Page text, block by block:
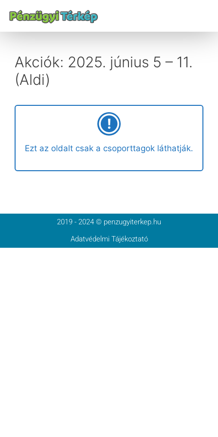
Akciók: 2025. június 5 – 11.
(Aldi)
Ezt az oldalt csak a csoporttagok láthatják.
2019 - 2024 © penzugyiterkep.hu
Adatvédelmi Tájékoztató